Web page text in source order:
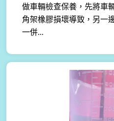
做車輛檢查保養，先將車
角架橡膠損壞導致，另一
一併...